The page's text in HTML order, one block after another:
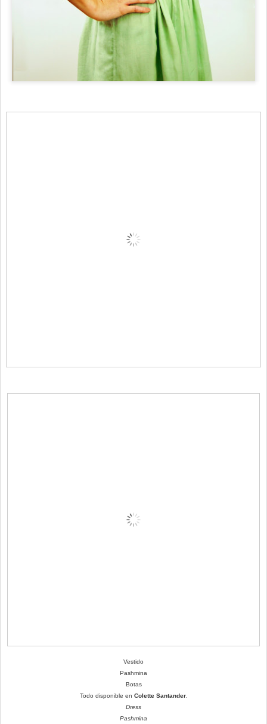
Vestido
Pashmina
Botas
Todo disponible en Colette Santander.
Dress
Pashmina